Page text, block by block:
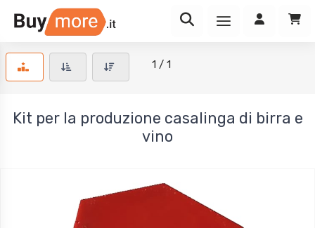
1 / 1
Kit per la produzione casalinga di birra e
vino